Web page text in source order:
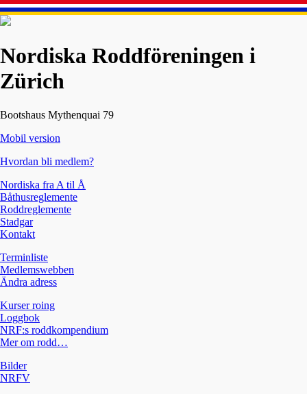
Nordiska Roddföreningen i
Zürich
Bootshaus Mythenquai 79
Mobil version
Hvordan bli medlem?
Nordiska fra A til Å
Båthusreglemente
Roddreglemente
Stadgar
Kontakt
Terminliste
Medlemswebben
Ändra adress
Kurser roing
Loggbok
NRF:s roddkompendium
Mer om rodd…
Bilder
NRFV